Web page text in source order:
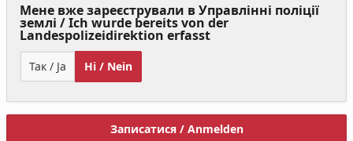
Мене вже зареєстрували в Управлінні поліції
землі / Ich wurde bereits von der
Landespolizeidirektion erfasst
Так / Ja Ні / Nein
Записатися / Anmelden